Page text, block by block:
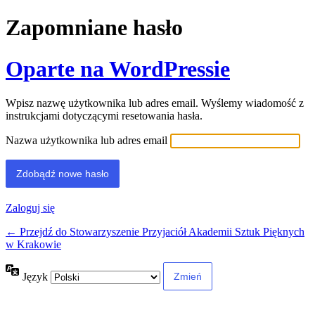
Zapomniane hasło
Oparte na WordPressie
Wpisz nazwę użytkownika lub adres email. Wyślemy wiadomość z
instrukcjami dotyczącymi resetowania hasła.
Nazwa użytkownika lub adres email
Alternative:
Zaloguj się
← Przejdź do Stowarzyszenie Przyjaciół Akademii Sztuk Pięknych
w Krakowie
Język